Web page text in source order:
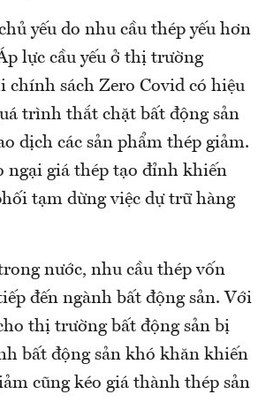
yếu do nhu cầu thép yếu hơn
lực cầu yếu ở thị trường
chính sách Zero Covid có hiệu
trình thắt chặt bất động sản
dịch các sản phẩm thép giảm.
ngại giá thép tạo đỉnh khiến
tạm dừng việc dự trữ hàng
nước, nhu cầu thép vốn
đến ngành bất động sản. Với
thị trường bất động sản bị
bất động sản khó khăn khiến
cũng kéo giá thành thép sản